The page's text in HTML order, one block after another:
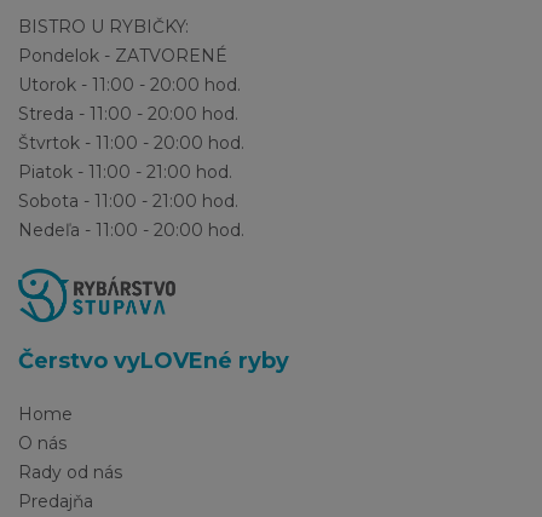
BISTRO U RYBIČKY:
Pondelok - ZATVORENÉ
Utorok - 11:00 - 20:00 hod.
Streda - 11:00 - 20:00 hod.
Štvrtok - 11:00 - 20:00 hod.
Piatok - 11:00 - 21:00 hod.
Sobota - 11:00 - 21:00 hod.
Nedeľa - 11:00 - 20:00 hod.
Čerstvo vyLOVEné ryby
Home
O nás
Rady od nás
Predajňa